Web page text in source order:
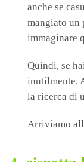
anche se
mangiato un
immaginare
Quindi, se
inutilmente.
la ricerca di
Arriviamo